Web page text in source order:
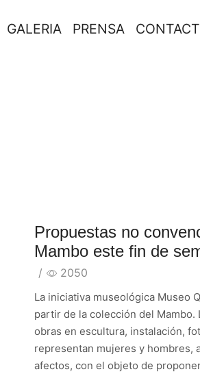
GALERIA PRENSA
Propuestas no
Mambo este fin de
/
2050
La iniciativa museológica Museo
partir de la colección del
obras en escultura, instalación,
representan mujeres y hombres,
afectos, con el objeto de